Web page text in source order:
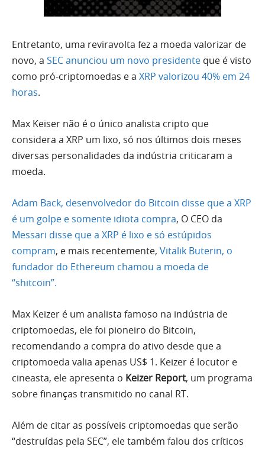
Entretanto, uma reviravolta fez a moeda valorizar de
novo, a SEC anunciou um novo presidente que é visto
como pró-criptomoedas e a XRP valorizou 40% em 24
horas.
Max Keiser não é o único analista cripto que
considera a XRP um lixo, só nos últimos dois meses
diversas personalidades da indústria criticaram a
moeda.
Adam Back, desenvolvedor do Bitcoin disse que a XRP
é um golpe e somente idiota compra, O CEO da
Messari disse que a XRP é lixo e só estúpidos
compram, e mais recentemente, Vitalik Buterin, o
fundador do Ethereum chamou a moeda de
“shitcoin”.
Max Keizer é um analista famoso na indústria de
criptomoedas, ele foi pioneiro do Bitcoin,
recomendando a compra do ativo desde que a
criptomoeda valia apenas US$ 1. Keizer é locutor e
cineasta, ele apresenta o Keizer Report, um programa
sobre finanças transmitido no canal RT.
Além de citar as possíveis criptomoedas que serão
“destruídas pela SEC”, ele também falou dos críticos